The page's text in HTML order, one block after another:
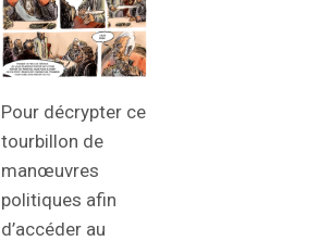
Pour décrypter ce
tourbillon de
manœuvres
politiques afin
d’accéder au